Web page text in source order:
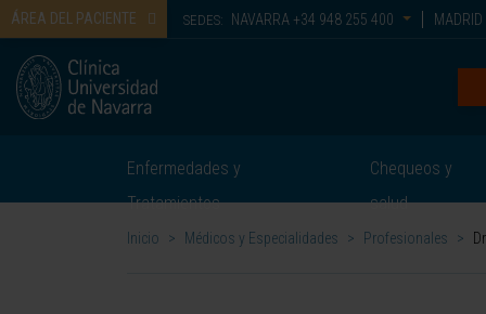
ÁREA DEL PACIENTE SEDES: NAVARRA +34 948 255 400 MADRID
Enfermedades y
Tratamientos
Chequeos y
salud
Inicio > Médicos y Especialidades > Profesionales >